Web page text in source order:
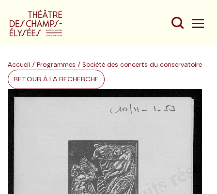
Du
Accueil / Programmes / Société des concerts du conservatoire
RETOUR À LA RECHERCHE